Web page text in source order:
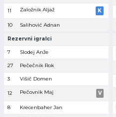
11 Založnik Aljaž K
10 Salihović Adnan
Rezervni igralci
7 Slodej Anže
27 Pečečnik Rok
3 Višič Domen
12 Pečovnik Maj V
8 Krecenbaher Jan